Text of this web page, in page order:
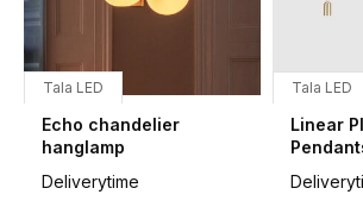
Tala LED
Echo chandelier
hanglamp
Deliverytime
Tala LED
Linear